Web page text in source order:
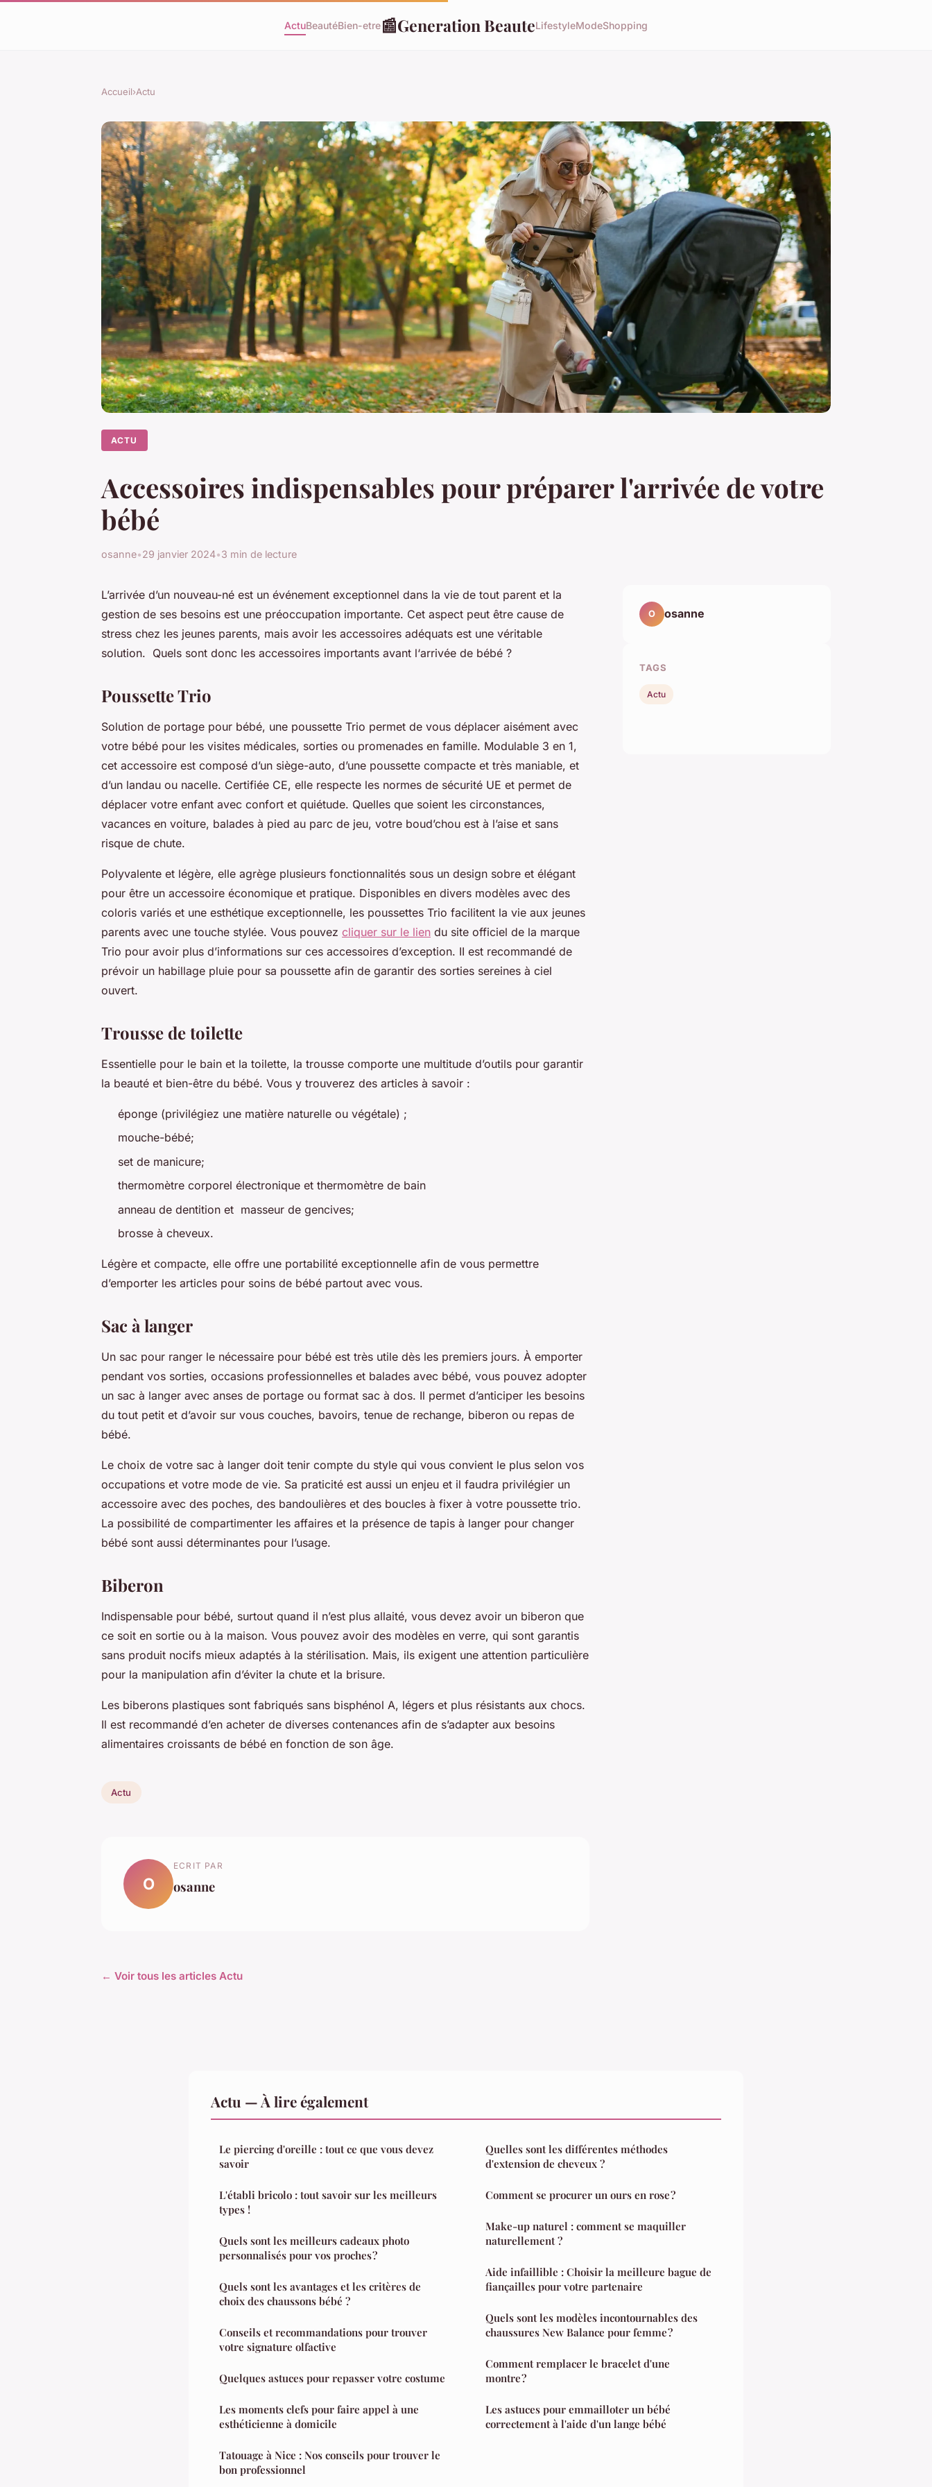
ActuBeautéBien-etre📰Generation BeauteLifestyleModeShopping
Accueil›Actu
ACTU
Accessoires indispensables pour préparer l'arrivée de votre
bébé
osanne•29 janvier 2024•3 min de lecture
L’arrivée d’un nouveau-né est un événement exceptionnel dans la vie de tout parent et la
gestion de ses besoins est une préoccupation importante. Cet aspect peut être cause de
stress chez les jeunes parents, mais avoir les accessoires adéquats est une véritable
solution. Quels sont donc les accessoires importants avant l‘arrivée de bébé ?
Poussette Trio
Solution de portage pour bébé, une poussette Trio permet de vous déplacer aisément avec
votre bébé pour les visites médicales, sorties ou promenades en famille. Modulable 3 en 1,
cet accessoire est composé d’un siège-auto, d’une poussette compacte et très maniable, et
d’un landau ou nacelle. Certifiée CE, elle respecte les normes de sécurité UE et permet de
déplacer votre enfant avec confort et quiétude. Quelles que soient les circonstances,
vacances en voiture, balades à pied au parc de jeu, votre boud’chou est à l’aise et sans
risque de chute.
Polyvalente et légère, elle agrège plusieurs fonctionnalités sous un design sobre et élégant
pour être un accessoire économique et pratique. Disponibles en divers modèles avec des
coloris variés et une esthétique exceptionnelle, les poussettes Trio facilitent la vie aux jeunes
parents avec une touche stylée. Vous pouvez cliquer sur le lien du site officiel de la marque
Trio pour avoir plus d’informations sur ces accessoires d’exception. II est recommandé de
prévoir un habillage pluie pour sa poussette afin de garantir des sorties sereines à ciel
ouvert.
Trousse de toilette
Essentielle pour le bain et la toilette, la trousse comporte une multitude d’outils pour garantir
la beauté et bien-être du bébé. Vous y trouverez des articles à savoir :
éponge (privilégiez une matière naturelle ou végétale) ;
mouche-bébé;
set de manicure;
thermomètre corporel électronique et thermomètre de bain
anneau de dentition et masseur de gencives;
brosse à cheveux.
Légère et compacte, elle offre une portabilité exceptionnelle afin de vous permettre
d’emporter les articles pour soins de bébé partout avec vous.
Sac à langer
Un sac pour ranger le nécessaire pour bébé est très utile dès les premiers jours. À emporter
pendant vos sorties, occasions professionnelles et balades avec bébé, vous pouvez adopter
un sac à langer avec anses de portage ou format sac à dos. Il permet d’anticiper les besoins
du tout petit et d’avoir sur vous couches, bavoirs, tenue de rechange, biberon ou repas de
bébé.
Le choix de votre sac à langer doit tenir compte du style qui vous convient le plus selon vos
occupations et votre mode de vie. Sa praticité est aussi un enjeu et il faudra privilégier un
accessoire avec des poches, des bandoulières et des boucles à fixer à votre poussette trio.
La possibilité de compartimenter les affaires et la présence de tapis à langer pour changer
bébé sont aussi déterminantes pour l’usage.
Biberon
Indispensable pour bébé, surtout quand il n’est plus allaité, vous devez avoir un biberon que
ce soit en sortie ou à la maison. Vous pouvez avoir des modèles en verre, qui sont garantis
sans produit nocifs mieux adaptés à la stérilisation. Mais, ils exigent une attention particulière
pour la manipulation afin d’éviter la chute et la brisure.
Les biberons plastiques sont fabriqués sans bisphénol A, légers et plus résistants aux chocs.
Il est recommandé d’en acheter de diverses contenances afin de s’adapter aux besoins
alimentaires croissants de bébé en fonction de son âge.
Actu
O
ECRIT PAR
osanne
← Voir tous les articles Actu
O osanne
TAGS
Actu
Actu — À lire également
Le piercing d'oreille : tout ce que vous devez
savoir
L'établi bricolo : tout savoir sur les meilleurs
types !
Quels sont les meilleurs cadeaux photo
personnalisés pour vos proches ?
Quels sont les avantages et les critères de
choix des chaussons bébé ?
Conseils et recommandations pour trouver
votre signature olfactive
Quelques astuces pour repasser votre costume
Les moments clefs pour faire appel à une
esthéticienne à domicile
Tatouage à Nice : Nos conseils pour trouver le
bon professionnel
Quelles sont les différentes méthodes
d'extension de cheveux ?
Comment se procurer un ours en rose ?
Make-up naturel : comment se maquiller
naturellement ?
Aide infaillible : Choisir la meilleure bague de
fiançailles pour votre partenaire
Quels sont les modèles incontournables des
chaussures New Balance pour femme ?
Comment remplacer le bracelet d'une
montre ?
Les astuces pour emmailloter un bébé
correctement à l'aide d'un lange bébé